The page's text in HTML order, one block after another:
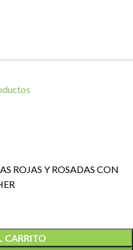
ROJAS Y ROSADAS CON
CARRITO